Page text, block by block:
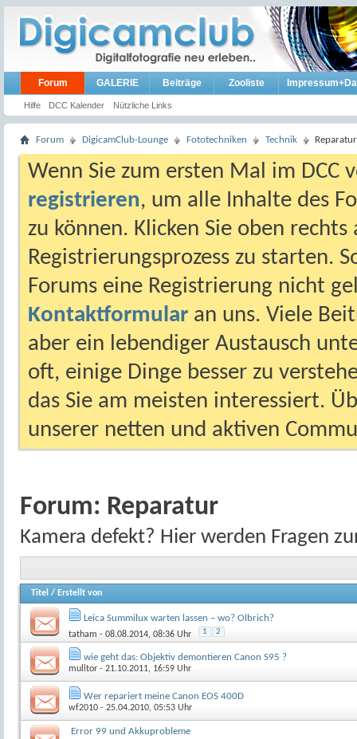
Forum
Hilfe DCC Kalender Nützliche Links
GALERIE Beiträge Zooliste
Forum DigicamClub-Lounge Fototechniken Technik Reparatur
Wenn Sie zum ersten Mal im DCC
registrieren, um alle Inhalte des
zu können. Klicken Sie oben
Registrierungsprozess zu starten.
Forums eine Registrierung nicht
Kontaktformular an uns. Viele
aber ein lebendiger Austausch
oft, einige Dinge besser zu
das Sie am meisten interessiert.
unserer netten und aktiven
Forum: Reparatur
Kamera defekt? Hier werden Fragen
Titel / Erstellt von
Leica Summilux warten lassen – wo? Olbrich?
tatham - 08.08.2014, 08:36 Uhr 1 2
wie geht das: Objektiv demontieren Canon S95 ?
mulltor - 21.10.2011, 16:59 Uhr
Wer repariert meine Canon EOS 400D
wf2010 - 25.04.2010, 05:53 Uhr
Error 99 und Akkuprobleme